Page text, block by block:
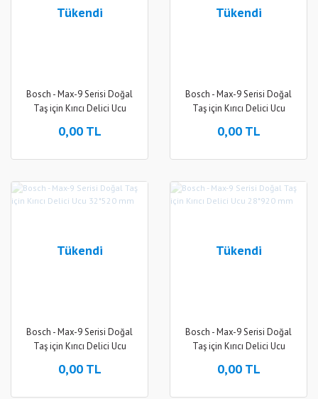
Tükendi
Bosch - Max-9 Serisi Doğal
Taş için Kırıcı Delici Ucu
0,00 TL
Tükendi
Bosch - Max-9 Serisi Doğal
Taş için Kırıcı Delici Ucu
0,00 TL
Tükendi
Bosch - Max-9 Serisi Doğal
Taş için Kırıcı Delici Ucu
0,00 TL
Tükendi
Bosch - Max-9 Serisi Doğal
Taş için Kırıcı Delici Ucu
0,00 TL